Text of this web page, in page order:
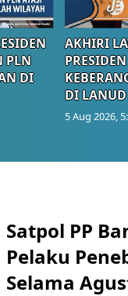
PLN
DI
AKHIRI
DI
5 Aug 2026,
Satpol PP
Pelaku
Selama